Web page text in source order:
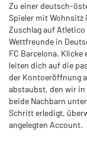
Zu einer deutsch-
Spieler mit
Zuschlag auf
Wettfreunde in
FC Barcelona.
leiten dich auf die
der Kontoeröffnung
abstaubst, den wir in
beide Nachbarn
Schritt erledigt,
angelegten Account.